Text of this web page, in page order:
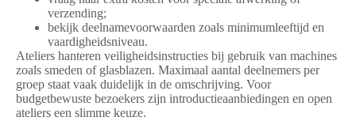
verzending;
bekijk deelnamevoorwaarden zoals minimumleeftijd en
vaardigheidsniveau.
Ateliers hanteren veiligheidsinstructies bij gebruik van machines
zoals smeden of glasblazen. Maximaal aantal deelnemers per
groep staat vaak duidelijk in de omschrijving. Voor
budgetbewuste bezoekers zijn introductieaanbiedingen en open
ateliers een slimme keuze.